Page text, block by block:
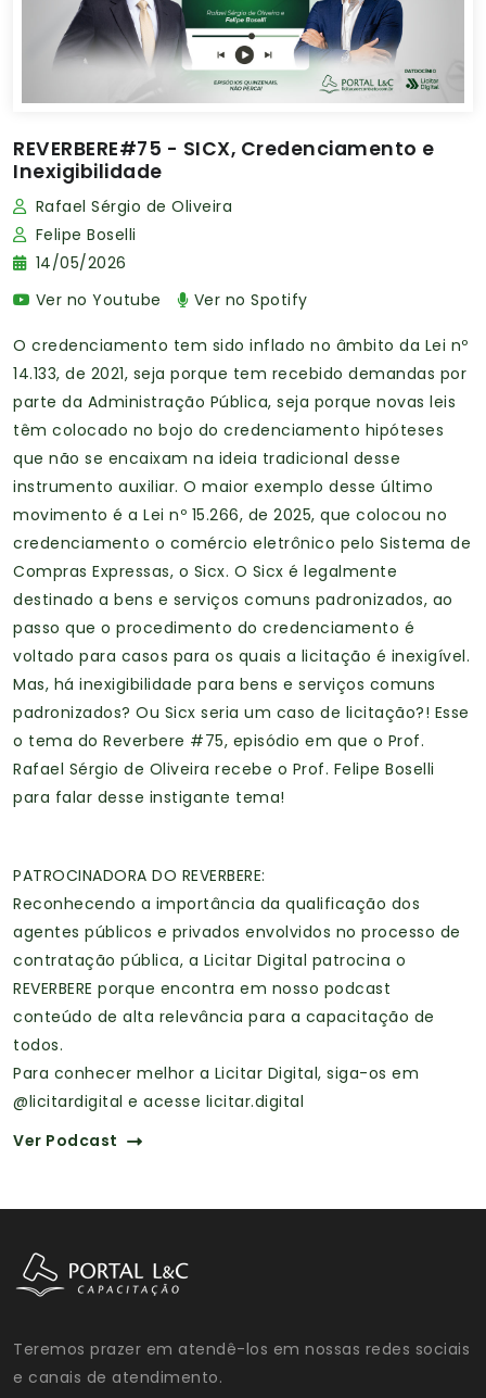
REVERBERE#75 - SICX, Credenciamento e
Inexigibilidade
Rafael Sérgio de Oliveira
Felipe Boselli
14/05/2026
Ver no Youtube
Ver no Spotify
O credenciamento tem sido inflado no âmbito da Lei nº
14.133, de 2021, seja porque tem recebido demandas por
parte da Administração Pública, seja porque novas leis
têm colocado no bojo do credenciamento hipóteses
que não se encaixam na ideia tradicional desse
instrumento auxiliar. O maior exemplo desse último
movimento é a Lei nº 15.266, de 2025, que colocou no
credenciamento o comércio eletrônico pelo Sistema de
Compras Expressas, o Sicx. O Sicx é legalmente
destinado a bens e serviços comuns padronizados, ao
passo que o procedimento do credenciamento é
voltado para casos para os quais a licitação é inexigível.
Mas, há inexigibilidade para bens e serviços comuns
padronizados? Ou Sicx seria um caso de licitação?! Esse
o tema do Reverbere #75, episódio em que o Prof.
Rafael Sérgio de Oliveira recebe o Prof. Felipe Boselli
para falar desse instigante tema!
PATROCINADORA DO REVERBERE:
Reconhecendo a importância da qualificação dos
agentes públicos e privados envolvidos no processo de
contratação pública, a Licitar Digital patrocina o
REVERBERE porque encontra em nosso podcast
conteúdo de alta relevância para a capacitação de
todos.
Para conhecer melhor a Licitar Digital, siga-os em
@licitardigital e acesse licitar.digital
Ver Podcast
Teremos prazer em atendê-los em nossas redes sociais
e canais de atendimento.